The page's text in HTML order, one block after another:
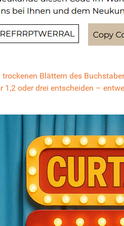
Blättern des
oder drei entscheiden –